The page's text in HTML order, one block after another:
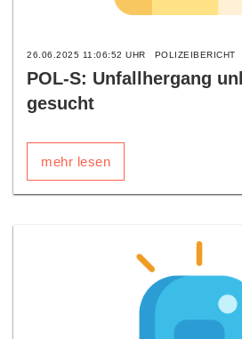
26.06.2025 11:06:52 UHR POLIZEIBERICHT
POL-S: Unfallhergang
gesucht
mehr lesen